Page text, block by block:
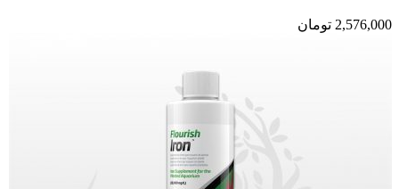
2,576,000 تومان